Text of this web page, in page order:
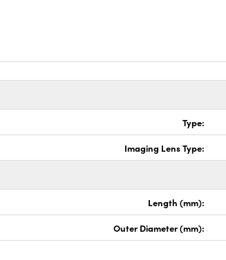
Type:
Imaging Lens Type:
Length (mm):
Outer Diameter (mm):